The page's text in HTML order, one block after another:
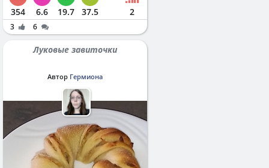
354 6.6 19.7 37.5 2
3 6
Луковые завиточки
Автор Гермиона